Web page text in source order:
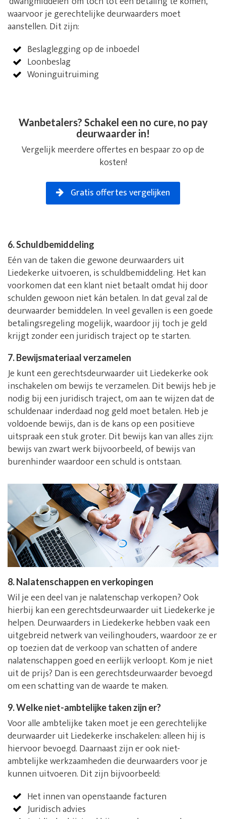
waarvoor je gerechtelijke deurwaarders moet
aanstellen. Dit zijn:
Beslaglegging op de inboedel
Loonbeslag
Woninguitruiming
Wanbetalers? Schakel een no cure, no pay
deurwaarder in!
Vergelijk meerdere offertes en bespaar zo op de
kosten!
Gratis offertes vergelijken
6. Schuldbemiddeling
Eén van de taken die gewone deurwaarders uit
Liedekerke uitvoeren, is schuldbemiddeling. Het kan
voorkomen dat een klant niet betaalt omdat hij door
schulden gewoon niet kán betalen. In dat geval zal de
deurwaarder bemiddelen. In veel gevallen is een goede
betalingsregeling mogelijk, waardoor jij toch je geld
krijgt zonder een juridisch traject op te starten.
7. Bewijsmateriaal verzamelen
Je kunt een gerechtsdeurwaarder uit Liedekerke ook
inschakelen om bewijs te verzamelen. Dit bewijs heb je
nodig bij een juridisch traject, om aan te wijzen dat de
schuldenaar inderdaad nog geld moet betalen. Heb je
voldoende bewijs, dan is de kans op een positieve
uitspraak een stuk groter. Dit bewijs kan van alles zijn:
bewijs van zwart werk bijvoorbeeld, of bewijs van
burenhinder waardoor een schuld is ontstaan.
8. Nalatenschappen en verkopingen
Wil je een deel van je nalatenschap verkopen? Ook
hierbij kan een gerechtsdeurwaarder uit Liedekerke je
helpen. Deurwaarders in Liedekerke hebben vaak een
uitgebreid netwerk van veilinghouders, waardoor ze er
op toezien dat de verkoop van schatten of andere
nalatenschappen goed en eerlijk verloopt. Kom je niet
uit de prijs? Dan is een gerechtsdeurwaarder bevoegd
om een schatting van de waarde te maken.
9. Welke niet-ambtelijke taken zijn er?
Voor alle ambtelijke taken moet je een gerechtelijke
deurwaarder uit Liedekerke inschakelen: alleen hij is
hiervoor bevoegd. Daarnaast zijn er ook niet-
ambtelijke werkzaamheden die deurwaarders voor je
kunnen uitvoeren. Dit zijn bijvoorbeeld:
Het innen van openstaande facturen
Juridisch advies